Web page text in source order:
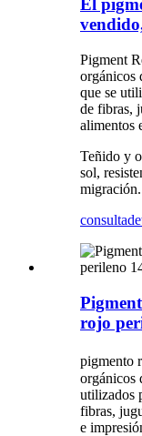
El
Pigment
orgánicos
que se
de fibras,
alimentos
Teñido y
sol,
migración.
consulta
rojo
pigmento
orgánicos
utilizados
fibras,
e